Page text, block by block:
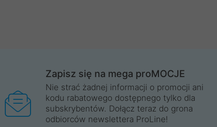
Zapisz się na mega proMOCJE
Nie strać żadnej informacji o promocji ani
kodu rabatowego dostępnego tylko dla
subskrybentów. Dołącz teraz do grona
odbiorców newslettera ProLine!